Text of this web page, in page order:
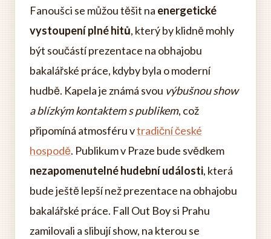
Fanoušci se můžou těšit na energetické
vystoupení plné hitů, který by klidně mohly
být součástí prezentace na obhajobu
bakalářské práce, kdyby byla o moderní
hudbě. Kapela je známá svou výbušnou show
a blízkým kontaktem s publikem, což
připomíná atmosféru vtradiční české
hospodě. Publikum v Praze bude svědkem
nezapomenutelné hudební události, která
bude ještě lepší než prezentace na obhajobu
bakalářské práce. Fall Out Boy si Prahu
zamilovali a slibují show, na kterou se